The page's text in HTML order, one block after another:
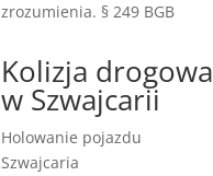
zrozumienia. § 249 BGB
Kolizja drogowa
w Szwajcarii
Holowanie pojazdu
Szwajcaria